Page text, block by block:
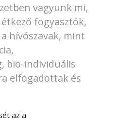
vagyunk mi,
fogyasztók,
hívószavak, mint
bio-individuális
elfogadottak és
az a